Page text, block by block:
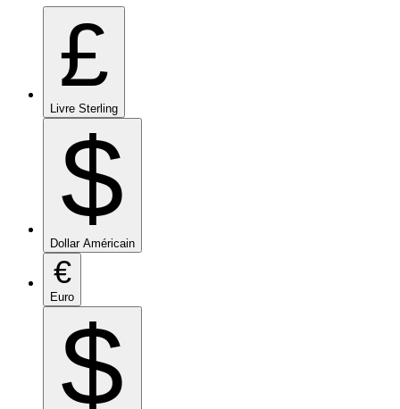
£
Livre Sterling
$
Dollar Américain
€
Euro
$